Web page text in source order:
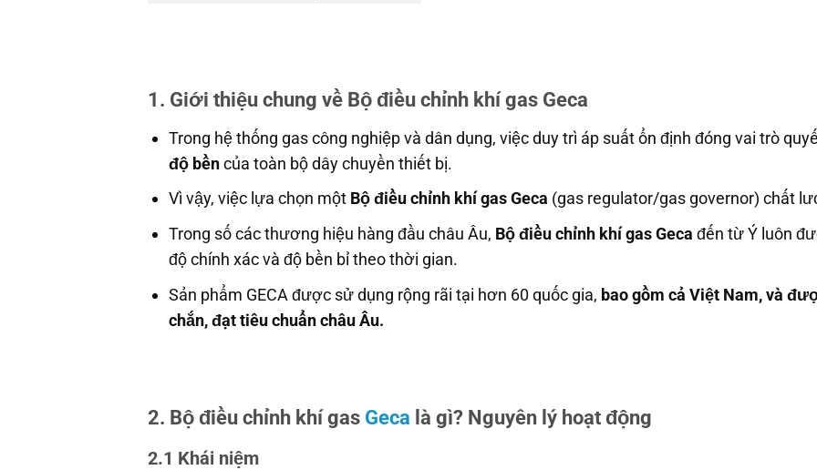
1. Giới thiệu chung về Bộ điều chỉnh khí gas Geca
Trong hệ thống gas công nghiệp và dân dụng, việc duy trì áp suất ổn định đóng vai trò
độ bềncủa toàn bộ dây chuyền thiết bị.
Vì vậy, việc lựa chọn một Bộ điều chỉnh khí gas Geca (gas regulator/gas governor) chất
Trong số các thương hiệu hàng đầu châu Âu, Bộ điều chỉnh khí gas Geca đến từ Ý luôn
độ chính xác và độ bền bỉ theo thời gian.
Sản phẩm GECA được sử dụng rộng rãi tại hơn 60 quốc gia, bao gồm cả Việt Nam, và
chắn, đạt tiêu chuẩn châu Âu.
2. Bộ điều chỉnh khí gas Geca là gì? Nguyên lý hoạt động
2.1 Khái niệm